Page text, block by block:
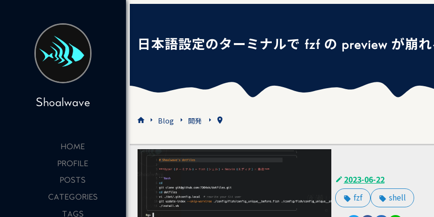
Shoalwave
HOME
PROFILE
POSTS
CATEGORIES
TAGS
日本語設定のターミナルで fzf の preview が崩
home Blog 開発 location_on
2023-06-22
fzf
shell